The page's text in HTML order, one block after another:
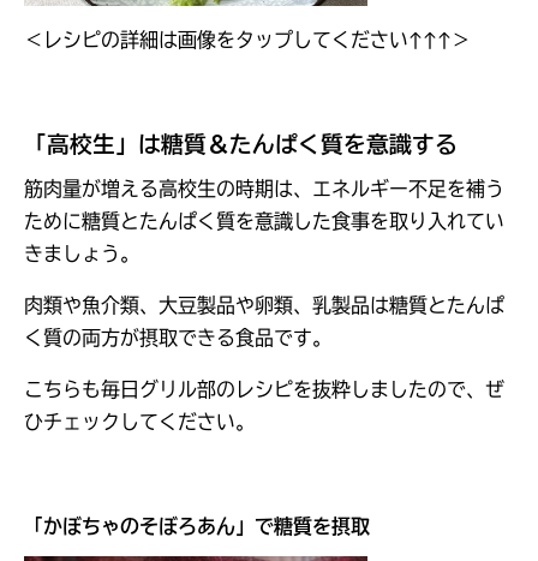
＜レシピの詳細は画像をタップしてください↑↑↑＞
「高校生」は糖質＆たんぱく質を意識する
筋肉量が増える高校生の時期は、エネルギー不足を補う
ために糖質とたんぱく質を意識した食事を取り入れてい
きましょう。
肉類や魚介類、大豆製品や卵類、乳製品は糖質とたんぱ
く質の両方が摂取できる食品です。
こちらも毎日グリル部のレシピを抜粋しましたので、ぜ
ひチェックしてください。
「 かぼちゃのそぼろあん 」で糖質を摂取